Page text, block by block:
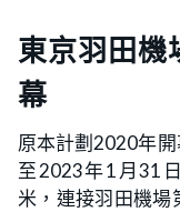
東京羽田機
幕
原本計劃2020年
至2023年1月31
米，連接羽田機場